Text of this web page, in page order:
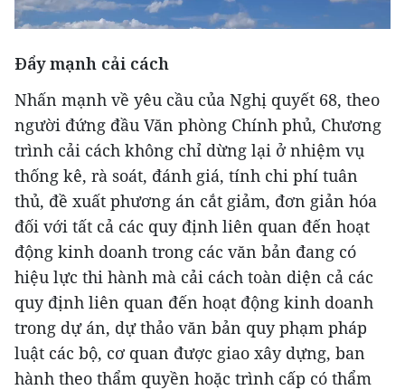
Đẩy mạnh cải cách
Nhấn mạnh về yêu cầu của Nghị quyết 68, theo
người đứng đầu Văn phòng Chính phủ, Chương
trình cải cách không chỉ dừng lại ở nhiệm vụ
thống kê, rà soát, đánh giá, tính chi phí tuân
thủ, đề xuất phương án cắt giảm, đơn giản hóa
đối với tất cả các quy định liên quan đến hoạt
động kinh doanh trong các văn bản đang có
hiệu lực thi hành mà cải cách toàn diện cả các
quy định liên quan đến hoạt động kinh doanh
trong dự án, dự thảo văn bản quy phạm pháp
luật các bộ, cơ quan được giao xây dựng, ban
hành theo thẩm quyền hoặc trình cấp có thẩm